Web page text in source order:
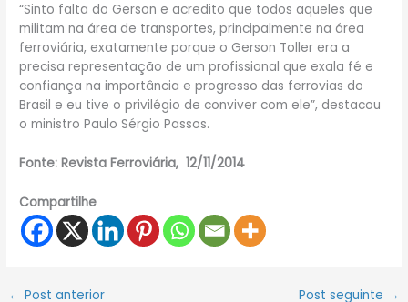
“Sinto falta do Gerson e acredito que todos aqueles que
militam na área de transportes, principalmente na área
ferroviária, exatamente porque o Gerson Toller era a
precisa representação de um profissional que exala fé e
confiança na importância e progresso das ferrovias do
Brasil e eu tive o privilégio de conviver com ele”, destacou
o ministro Paulo Sérgio Passos.
Fonte: Revista Ferroviária, 12/11/2014
Compartilhe
← Post anterior Post seguinte →